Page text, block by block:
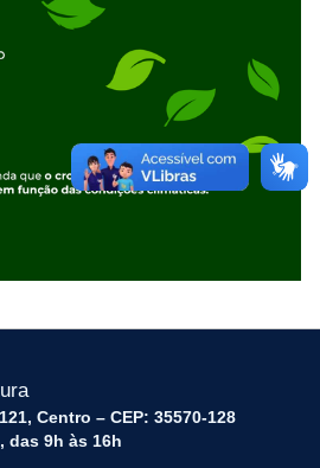
Centro – CEP: 35570-128
das 9h às 16h